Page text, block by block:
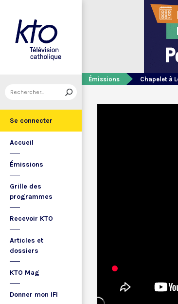
Se connecter
Accueil
Émissions
Grille des
programmes
Recevoir KTO
Articles et
dossiers
KTO Mag
Donner mon IFI
Émissions Chapelet à